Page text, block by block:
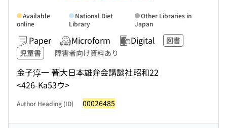
Paper Microform Digital
図書
児童書
障害者向け資料あり
金子淳一 著大日本雄弁会講談社昭和22
<426-Ka53ウ>
Available
online
National Diet
Library
Other Libraries in
Japan
Author Heading (ID) 00026485